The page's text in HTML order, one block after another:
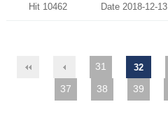
Hit 10462 Date 2018-12-13
31 32
37
38 39